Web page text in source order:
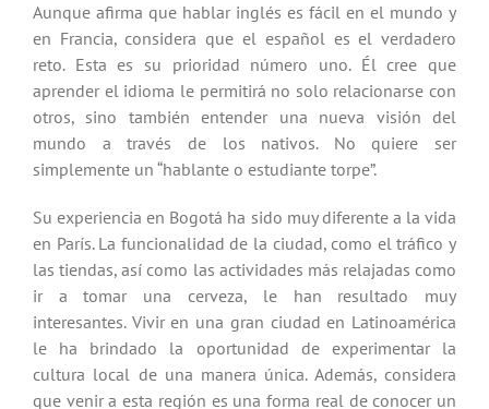
Aunque afirma que hablar inglés es fácil en el mundo y
en Francia, considera que el español es el verdadero
reto. Esta es su prioridad número uno. Él cree que
aprender el idioma le permitirá no solo relacionarse con
otros, sino también entender una nueva visión del
mundo a través de los nativos. No quiere ser
simplemente un “hablante o estudiante torpe”.
Su experiencia en Bogotá ha sido muy diferente a la vida
en París. La funcionalidad de la ciudad, como el tráfico y
las tiendas, así como las actividades más relajadas como
ir a tomar una cerveza, le han resultado muy
interesantes. Vivir en una gran ciudad en Latinoamérica
le ha brindado la oportunidad de experimentar la
cultura local de una manera única. Además, considera
que venir a esta región es una forma real de conocer un